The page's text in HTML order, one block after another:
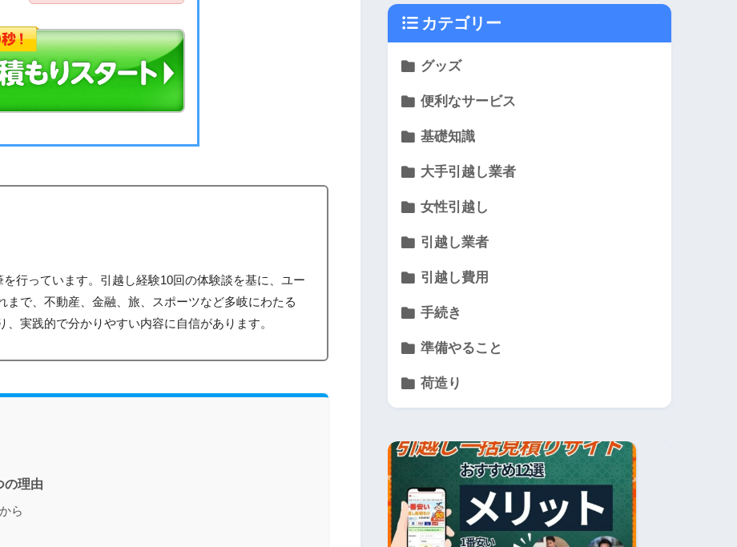
行っています。引越し経験10回の体験談を基に、ユー
で、不動産、金融、旅、スポーツなど多岐にわたる
実践的で分かりやすい内容に自信があります。
の理由
ら
カテゴリー
グッズ
便利なサービス
基礎知識
大手引越し業者
女性引越し
引越し業者
引越し費用
手続き
準備やること
荷造り